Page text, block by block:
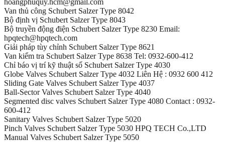
Van thủ công Schubert Salzer Type 8042
Bộ định vị Schubert Salzer Type 8043
Bộ truyền động điện Schubert Salzer Type 8230 Email:
hpqtech@hpqtech.com
Giải pháp tùy chỉnh Schubert Salzer Type 8621
Van kiểm tra Schubert Salzer Type 8638 Tel: 0932-600-412
Chỉ báo vị trí kỹ thuật số Schubert Salzer Type 4030
Globe Valves Schubert Salzer Type 4032 Liên Hệ : 0932 600 412
Sliding Gate Valves Schubert Salzer Type 4037
Ball-Sector Valves Schubert Salzer Type 4040
Segmented disc valves Schubert Salzer Type 4080 Contact : 0932-
600-412
Sanitary Valves Schubert Salzer Type 5020
Pinch Valves Schubert Salzer Type 5030 HPQ TECH Co.,LTD
Manual Valves Schubert Salzer Type 5050